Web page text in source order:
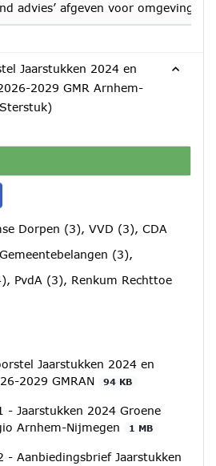
advies’ afgeven voor
Jaarstukken 2024 en
2029 GMR Arnhem-
Dorpen (3), VVD (3), CDA
(3),
PvdA (3), Renkum Rechttoe
Jaarstukken 2024 en
2029 GMRAN
94 KB
- Jaarstukken 2024 Groene
Arnhem-Nijmegen
1 MB
- Aanbiedingsbrief Jaarstukken